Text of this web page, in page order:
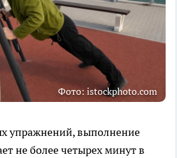
Фото: istockphoto.com
упражнений, выполнение
не более четырех минут в